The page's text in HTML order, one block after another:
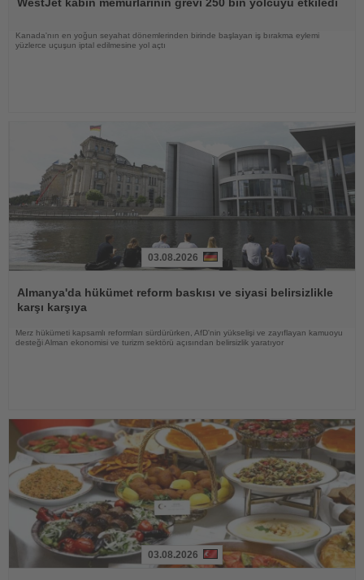
Kanada'nın en yoğun seyahat dönemlerinden birinde başlayan iş bırakma eylemi
yüzlerce uçuşun iptal edilmesine yol açtı
Oku
03.08.2026
Almanya'da hükümet reform baskısı ve siyasi belirsizlikle
karşı karşıya
Merz hükümeti kapsamlı reformları sürdürürken, AfD'nin yükselişi ve zayıflayan kamuoyu
desteği Alman ekonomisi ve turizm sektörü açısından belirsizlik yaratıyor
03.08.2026